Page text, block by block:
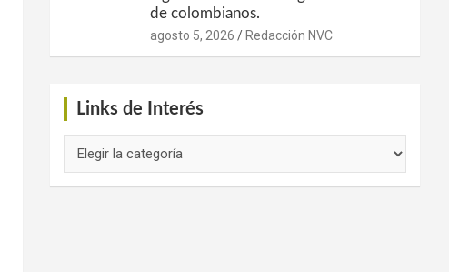
de colombianos.
agosto 5, 2026 Redacción NVC
Links de Interés
de